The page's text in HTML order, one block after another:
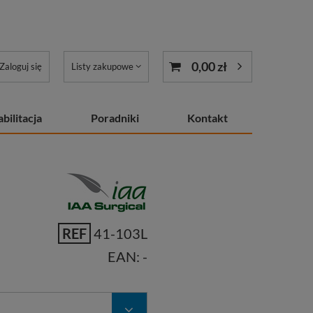
Zaloguj się Listy zakupowe 0,00 zł
Poradniki Kontakt
REF 41-103L
EAN: -